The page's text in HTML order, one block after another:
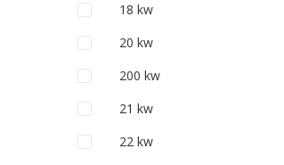
18 kw
20 kw
200 kw
21 kw
22 kw